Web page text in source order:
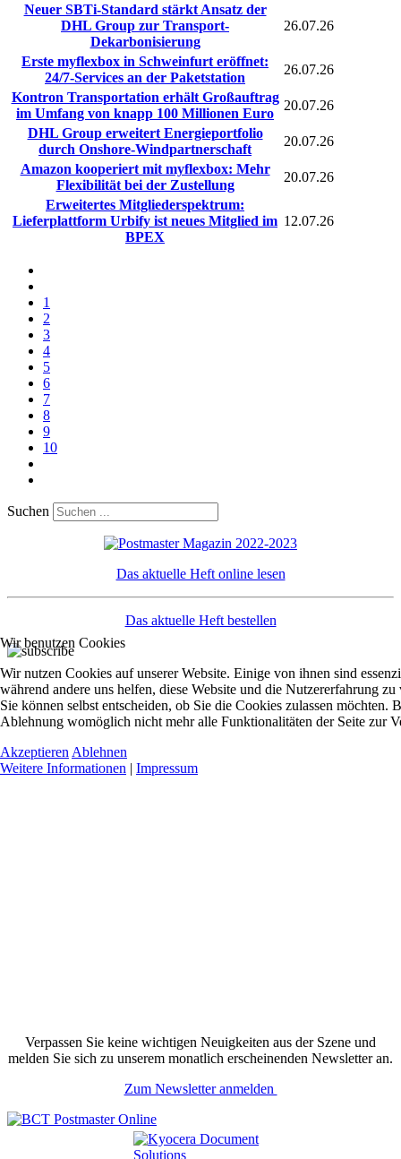
Neuer SBTi-Standard stärkt Ansatz der
DHL Group zur Transport-
Dekarbonisierung
26.07.26
Erste myflexbox in Schweinfurt eröffnet:
24/7-Services an der Paketstation
26.07.26
Kontron Transportation erhält Großauftrag
im Umfang von knapp 100 Millionen Euro
20.07.26
DHL Group erweitert Energieportfolio
durch Onshore-Windpartnerschaft
20.07.26
Amazon kooperiert mit myflexbox: Mehr
Flexibilität bei der Zustellung
20.07.26
Erweitertes Mitgliederspektrum:
Lieferplattform Urbify ist neues Mitglied im
BPEX
12.07.26
1
2
3
4
5
6
7
8
9
10
Suchen
Das aktuelle Heft online lesen
Das aktuelle Heft bestellen
Verpassen Sie keine wichtigen Neuigkeiten aus der Szene und
melden Sie sich zu unserem monatlich erscheinenden Newsletter an.
Zum Newsletter anmelden
Wir benutzen Cookies
Wir nutzen Cookies auf unserer Website. Einige von ihnen sind
während andere uns helfen, diese Website und die Nutzererfahrung
Sie können selbst entscheiden, ob Sie die Cookies zulassen möchten.
Ablehnung womöglich nicht mehr alle Funktionalitäten der Seite zur
Akzeptieren Ablehnen
Weitere Informationen | Impressum